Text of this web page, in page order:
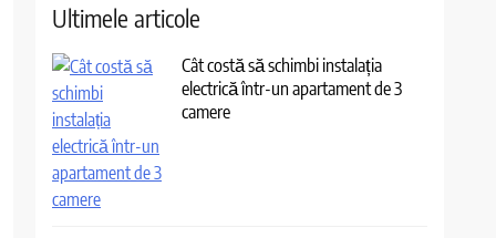
Ultimele articole
Cât costă să schimbi instalația
electrică într-un apartament de 3
camere